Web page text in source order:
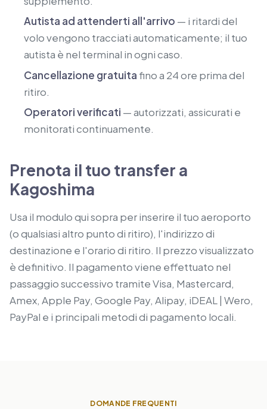
Autista ad attenderti all'arrivo — i ritardi del
volo vengono tracciati automaticamente; il tuo
autista è nel terminal in ogni caso.
Cancellazione gratuita fino a 24 ore prima del
ritiro.
Operatori verificati — autorizzati, assicurati e
monitorati continuamente.
Prenota il tuo transfer a
Kagoshima
Usa il modulo qui sopra per inserire il tuo aeroporto
(o qualsiasi altro punto di ritiro), l'indirizzo di
destinazione e l'orario di ritiro. Il prezzo visualizzato
è definitivo. Il pagamento viene effettuato nel
passaggio successivo tramite Visa, Mastercard,
Amex, Apple Pay, Google Pay, Alipay, iDEAL | Wero,
PayPal e i principali metodi di pagamento locali.
DOMANDE FREQUENTI